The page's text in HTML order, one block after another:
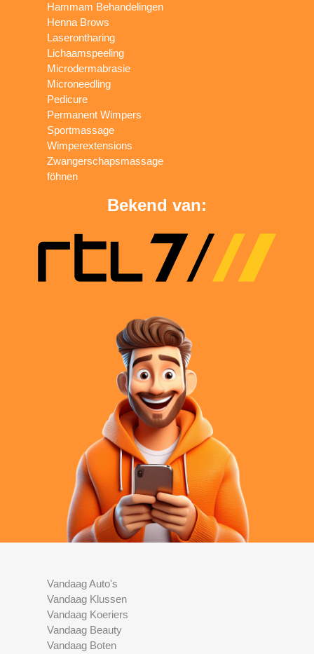
Hammam Behandelingen
Henna Brows
Laserontharing
Lichaamspeeling
Microdermabrasie
Microneedling
Pedicure
Permanent Wimpers
Sportmassage
Wimperextensions
Zwangerschapsmassage
föhnen
Bekend van:
Vandaag Auto's
Vandaag Klussen
Vandaag Koeriers
Vandaag Beauty
Vandaag Boten